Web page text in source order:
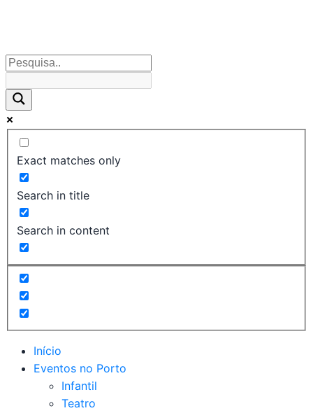
Exact matches only
Search in title
Search in content
Início
Eventos no Porto
Infantil
Teatro